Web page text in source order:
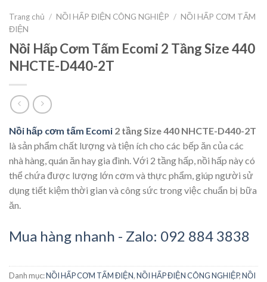
Trang chủ / NỒI HẤP ĐIỆN CÔNG NGHIỆP / NỒI HẤP CƠM TẤM
ĐIỆN
Nồi Hấp Cơm Tấm Ecomi 2 Tầng Size 440
NHCTE-D440-2T
Nồi hấp cơm tấm Ecomi 2 tầng Size 440 NHCTE-D440-2T
là sản phẩm chất lượng và tiện ích cho các bếp ăn của các
nhà hàng, quán ăn hay gia đình. Với 2 tầng hấp, nồi hấp này có
thể chứa được lượng lớn cơm và thực phẩm, giúp người sử
dụng tiết kiệm thời gian và công sức trong việc chuẩn bị bữa
ăn.
Mua hàng nhanh - Zalo: 092 884 3838
Danh mục:NỒI HẤP CƠM TẤM ĐIỆN,NỒI HẤP ĐIỆN CÔNG NGHIỆP,NỒI